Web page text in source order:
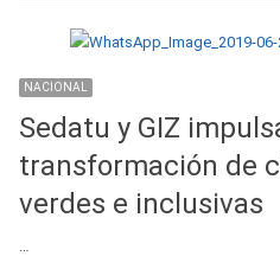
NACIONAL
Sedatu y GIZ
transformación de
verdes e inclusivas
…